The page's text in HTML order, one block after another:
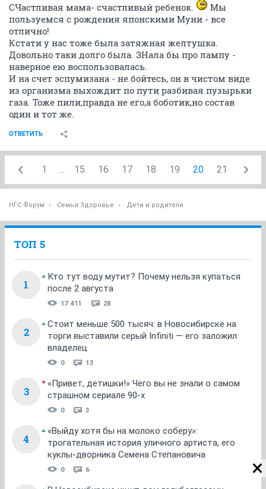
СЧастливая мама- счастливый ребенок.
Мы
пользуемся с рождения японскими Муни - все
отлично!
Кстати у нас тоже была затяжная желтушка.
Довольно таки долго была. ЗНала бы про лампу -
наверное ею воспользовалась.
И на счет эспумизана - не бойтесь, он в чистом виде
из организма выхождит по пути разбивая пузырьки
газа. Тоже пили,правда не его,а боботик,но состав
один и тот же.
ОТВЕТИТЬ
1 15 16 17 18 19 20 21
НГС.Форум Семья Здоровье Дети и родители
ТОП 5
1
Кто тут воду мутит? Почему нельзя купаться
после 2 августа
17 411 28
2
Стоит меньше 500 тысяч: в Новосибирске на
торги выставили серый Infiniti — его заложил
владелец
0 13
3
«Привет, детишки!» Чего вы не знали о самом
страшном сериале 90-х
0 3
4
«Выйду хотя бы на молоко соберу»:
трогательная история уличного артиста, его
куклы-дворника Семена Степановича
0 6